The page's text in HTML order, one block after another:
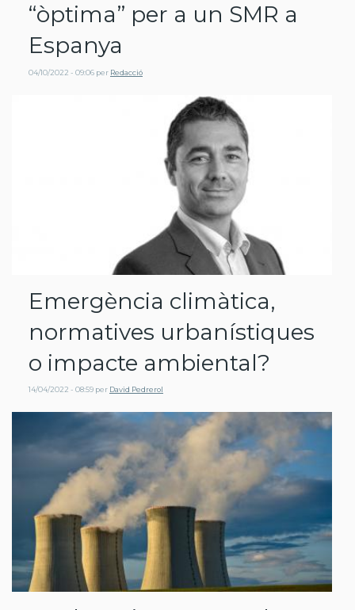
“òptima” per a un SMR a
Espanya
04/10/2022 - 09:06 per Redacció
Emergència climàtica,
normatives urbanístiques
o impacte ambiental?
14/04/2022 - 08:59 per David Pedrerol